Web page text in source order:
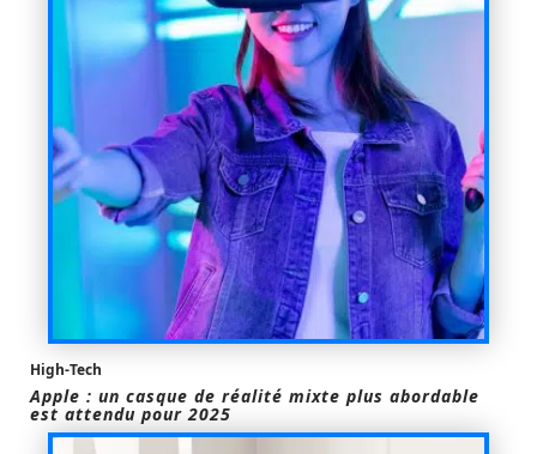
High-Tech
Apple : un casque de réalité mixte plus abordable
est attendu pour 2025